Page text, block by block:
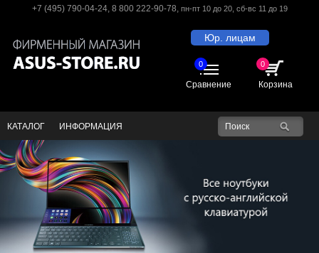
+7 (495) 790-04-24, 8 800 222-90-78, пн-пт 10 до 20, сб-вс 11 до 19
Юр. лицам
0
Корзина
0
Сравнение
КАТАЛОГ ИНФОРМАЦИЯ